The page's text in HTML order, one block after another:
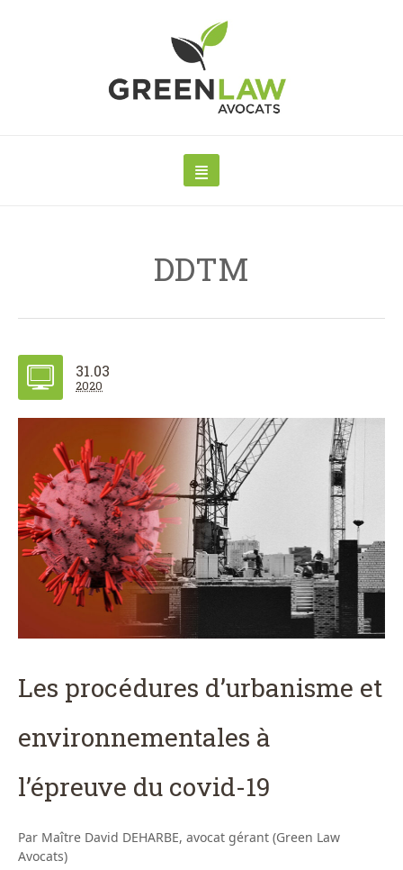
DDTM
31.03
2020
Les procédures d’urbanisme et
environnementales à
l’épreuve du covid-19
Par Maître David DEHARBE, avocat gérant (Green Law
Avocats)